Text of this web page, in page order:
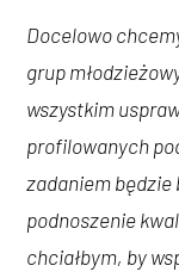
Docelowo
grup
wszystkim
profilowanych
zadaniem
podnoszenie
chciałbym, by